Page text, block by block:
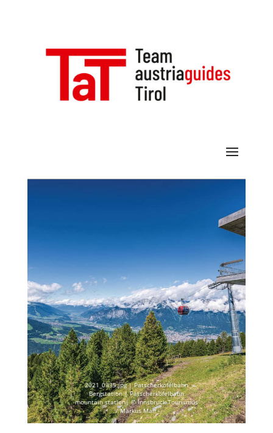
2021_0335.jpg | Patscherkofelbahn
Bergstation | Patscherkofelbahn
mountain station| © Innsbruck Tourismus
/ Markus Mair